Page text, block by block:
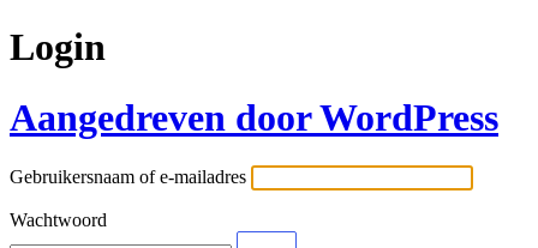
Login
Aangedreven door WordPress
Gebruikersnaam of e-mailadres
Wachtwoord